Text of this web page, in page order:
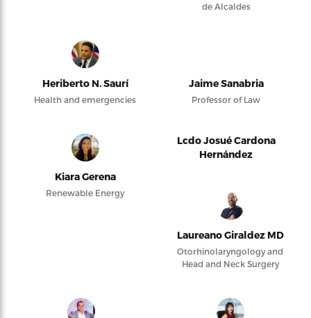
de Alcaldes
Heriberto N. Saurí
Health and emergencies
Jaime Sanabria
Professor of Law
Kiara Gerena
Renewable Energy
Lcdo Josué Cardona
Hernández
Laureano Giraldez MD
Otorhinolaryngology and
Head and Neck Surgery